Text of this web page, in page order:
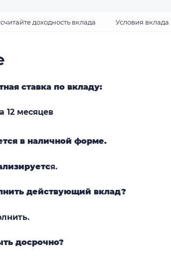
доходность вклада Условия вклада
ставка по вкладу:
12 месяцев
в наличной форме.
я.
действующий вклад?
досрочно?